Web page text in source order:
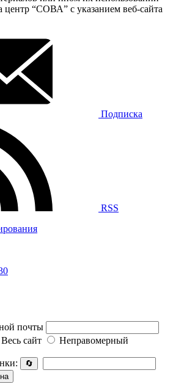
центр “СОВА” с указанием веб-сайта
Подписка
RSS
почты
Весь сайт
Неправомерный
🔄